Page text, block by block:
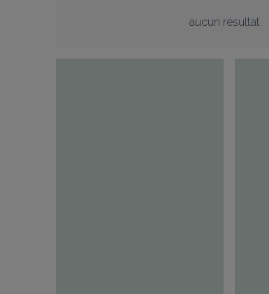
aucun résultat